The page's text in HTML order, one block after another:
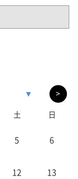
▼ >
土 日
5 6
12 13